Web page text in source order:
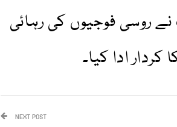
روسی فوجیوں کی رہائی
ادا کیا۔
NEXT POST